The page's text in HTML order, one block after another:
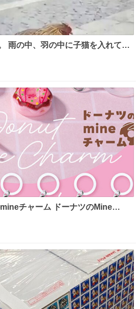
種族を超える！
チャーム ドーナツのMine
fumuo.jp/view/item/0000…